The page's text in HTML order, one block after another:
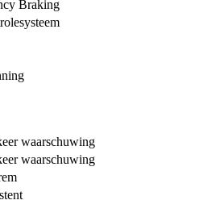
Braking
waarschuwing
waarschuwing